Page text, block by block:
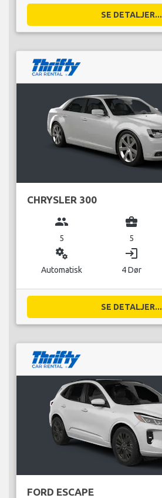
SE DETALJER...
CHRYSLER 300
group
5
business_center
5
miscellaneous_services
Automatisk
login
4 Dør
SE DETALJER...
FORD ESCAPE